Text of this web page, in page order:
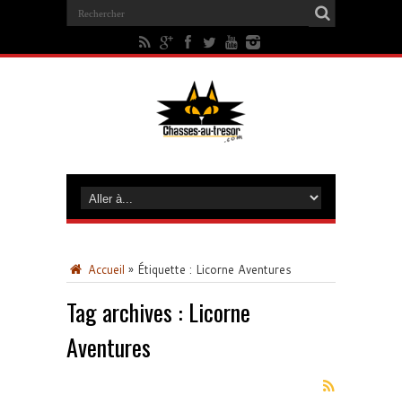
Accueil » Étiquette : Licorne Aventures
Tag archives : Licorne
Aventures